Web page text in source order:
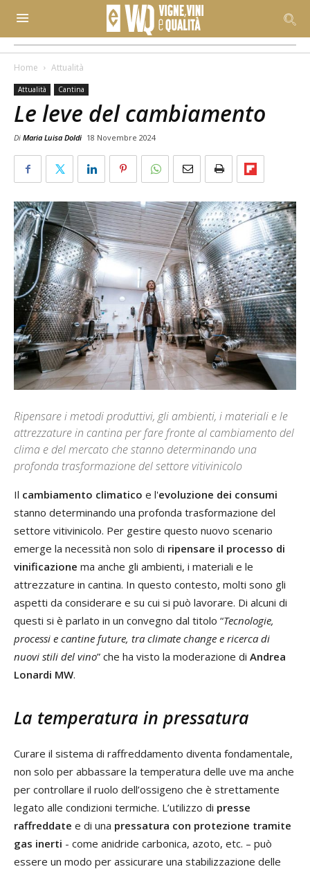
Home Attualità
Attualità Cantina
Le leve del cambiamento
Di Maria Luisa Doldi 18 Novembre 2024
Ripensare i metodi produttivi, gli ambienti, i materiali e le
attrezzature in cantina per fare fronte al cambiamento del
clima e del mercato che stanno determinando una
profonda trasformazione del settore vitivinicolo
Il cambiamento climatico e l'evoluzione dei consumi
stanno determinando una profonda trasformazione del
settore vitivinicolo. Per gestire questo nuovo scenario
emerge la necessità non solo di ripensare il processo di
vinificazione ma anche gli ambienti, i materiali e le
attrezzature in cantina. In questo contesto, molti sono gli
aspetti da considerare e su cui si può lavorare. Di alcuni di
questi si è parlato in un convegno dal titolo “Tecnologie,
processi e cantine future, tra climate change e ricerca di
nuovi stili del vino” che ha visto la moderazione di Andrea
Lonardi MW.
La temperatura in pressatura
Curare il sistema di raffreddamento diventa fondamentale,
non solo per abbassare la temperatura delle uve ma anche
per controllare il ruolo dell’ossigeno che è strettamente
legato alle condizioni termiche. L’utilizzo di presse
raffreddate e di una pressatura con protezione tramite
gas inerti - come anidride carbonica, azoto, etc. – può
essere un modo per assicurare una stabilizzazione delle